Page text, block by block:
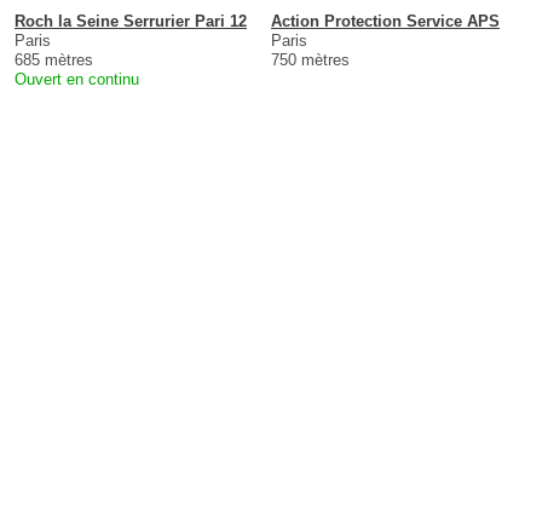
Roch la Seine Serrurier Pari 12
Paris
685 mètres
Ouvert en continu
Action Protection Service APS
Paris
750 mètres